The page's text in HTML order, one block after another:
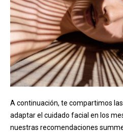
A continuación, te compartimos
adaptar el cuidado facial en los
nuestras recomendaciones